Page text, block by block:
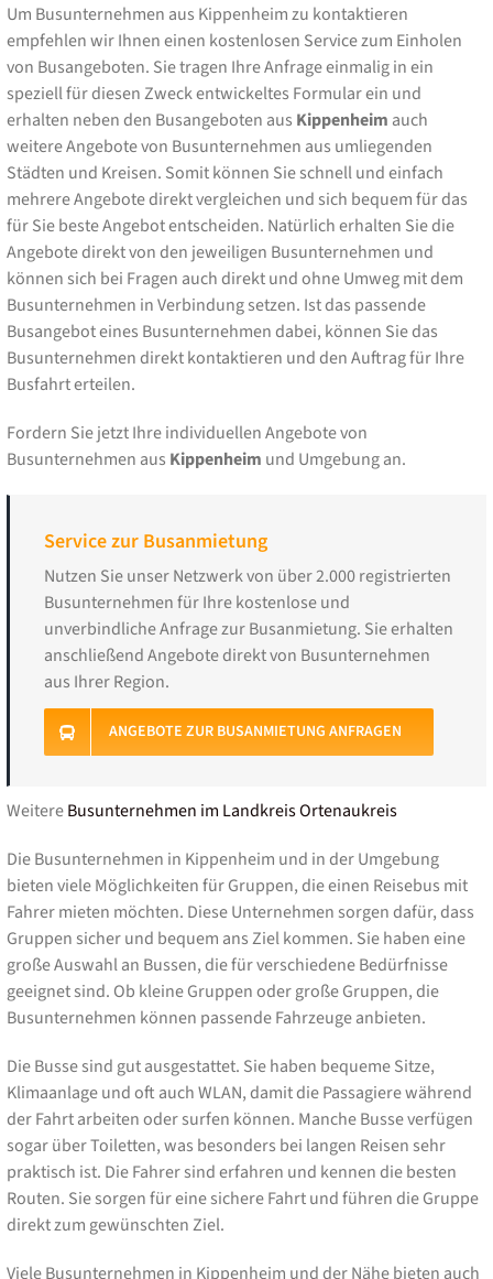
Um Busunternehmen aus Kippenheim zu kontaktieren
empfehlen wir Ihnen einen kostenlosen Service zum Einholen
von Busangeboten. Sie tragen Ihre Anfrage einmalig in ein
speziell für diesen Zweck entwickeltes Formular ein und
erhalten neben den Busangeboten aus Kippenheim auch
weitere Angebote von Busunternehmen aus umliegenden
Städten und Kreisen. Somit können Sie schnell und einfach
mehrere Angebote direkt vergleichen und sich bequem für das
für Sie beste Angebot entscheiden. Natürlich erhalten Sie die
Angebote direkt von den jeweiligen Busunternehmen und
können sich bei Fragen auch direkt und ohne Umweg mit dem
Busunternehmen in Verbindung setzen. Ist das passende
Busangebot eines Busunternehmen dabei, können Sie das
Busunternehmen direkt kontaktieren und den Auftrag für Ihre
Busfahrt erteilen.
Fordern Sie jetzt Ihre individuellen Angebote von
Busunternehmen aus Kippenheim und Umgebung an.
Service zur Busanmietung
Nutzen Sie unser Netzwerk von über 2.000 registrierten
Busunternehmen für Ihre kostenlose und
unverbindliche Anfrage zur Busanmietung. Sie erhalten
anschließend Angebote direkt von Busunternehmen
aus Ihrer Region.
ANGEBOTE ZUR BUSANMIETUNG ANFRAGEN
WeitereBusunternehmen im Landkreis Ortenaukreis
Die Busunternehmen in Kippenheim und in der Umgebung
bieten viele Möglichkeiten für Gruppen, die einen Reisebus mit
Fahrer mieten möchten. Diese Unternehmen sorgen dafür, dass
Gruppen sicher und bequem ans Ziel kommen. Sie haben eine
große Auswahl an Bussen, die für verschiedene Bedürfnisse
geeignet sind. Ob kleine Gruppen oder große Gruppen, die
Busunternehmen können passende Fahrzeuge anbieten.
Die Busse sind gut ausgestattet. Sie haben bequeme Sitze,
Klimaanlage und oft auch WLAN, damit die Passagiere während
der Fahrt arbeiten oder surfen können. Manche Busse verfügen
sogar über Toiletten, was besonders bei langen Reisen sehr
praktisch ist. Die Fahrer sind erfahren und kennen die besten
Routen. Sie sorgen für eine sichere Fahrt und führen die Gruppe
direkt zum gewünschten Ziel.
Viele Busunternehmen in Kippenheim und der Nähe bieten auch